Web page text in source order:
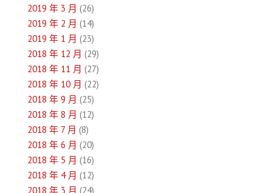
2019 年 3 月 (26)
2019 年 2 月 (14)
2019 年 1 月 (23)
2018 年 12 月 (29)
2018 年 11 月 (27)
2018 年 10 月 (22)
2018 年 9 月 (25)
2018 年 8 月 (12)
2018 年 7 月 (8)
2018 年 6 月 (20)
2018 年 5 月 (16)
2018 年 4 月 (12)
2018 年 3 月 (24)